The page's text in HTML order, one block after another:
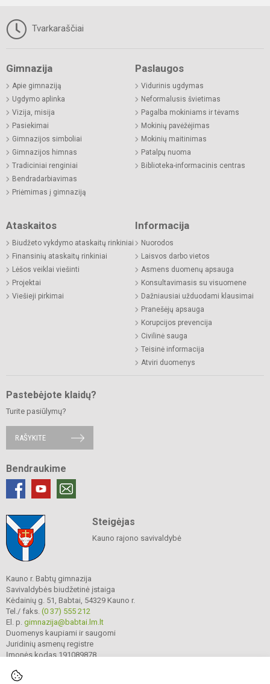
Tvarkaraščiai
Gimnazija
Apie gimnaziją
Ugdymo aplinka
Vizija, misija
Pasiekimai
Gimnazijos simboliai
Gimnazijos himnas
Tradiciniai renginiai
Bendradarbiavimas
Priėmimas į gimnaziją
Paslaugos
Vidurinis ugdymas
Neformalusis švietimas
Pagalba mokiniams ir tėvams
Mokinių pavėžėjimas
Mokinių maitinimas
Patalpų nuoma
Biblioteka-informacinis centras
Ataskaitos
Biudžeto vykdymo ataskaitų rinkiniai
Finansinių ataskaitų rinkiniai
Lėšos veiklai viešinti
Projektai
Viešieji pirkimai
Informacija
Nuorodos
Laisvos darbo vietos
Asmens duomenų apsauga
Konsultavimasis su visuomene
Dažniausiai užduodami klausimai
Pranešėjų apsauga
Korupcijos prevencija
Civilinė sauga
Teisinė informacija
Atviri duomenys
Pastebėjote klaidų?
Turite pasiūlymų?
RAŠYKITE
Bendraukime
Steigėjas
Kauno rajono savivaldybė
Kauno r. Babtų gimnazija
Savivaldybės biudžetinė įstaiga
Kėdainių g. 51, Babtai, 54329 Kauno r.
Tel./ faks. (0 37) 555 212
El. p. gimnazija@babtai.lm.lt
Duomenys kaupiami ir saugomi
Juridinių asmenų registre
Įmonės kodas 191089878